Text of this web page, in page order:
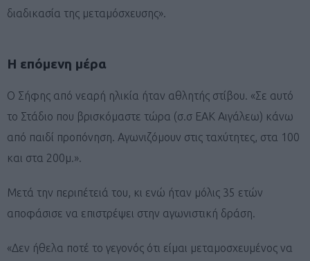
διαδικασία της μεταμόσχευσης».
Η επόμενη μέρα
Ο Σήφης από νεαρή ηλικία ήταν αθλητής στίβου. «Σε αυτό
το Στάδιο που βρισκόμαστε τώρα (σ.σ ΕΑΚ Αιγάλεω) κάνω
από παιδί προπόνηση. Αγωνιζόμουν στις ταχύτητες, στα 100
και στα 200μ.».
Μετά την περιπέτειά του, κι ενώ ήταν μόλις 35 ετών
αποφάσισε να επιστρέψει στην αγωνιστική δράση.
«Δεν ήθελα ποτέ το γεγονός ότι είμαι μεταμοσχευμένος να